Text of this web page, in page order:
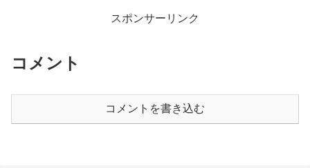
スポンサーリンク
コメント
コメントを書き込む